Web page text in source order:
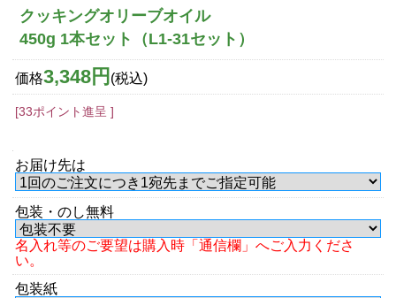
クッキングオリーブオイル
450g 1本セット（L1-31セット）
価格3,348円 (税込)
[33ポイント進呈 ]
お届け先は
包装・のし無料
名入れ等のご要望は購入時「通信欄」へご入力くださ
い。
包装紙